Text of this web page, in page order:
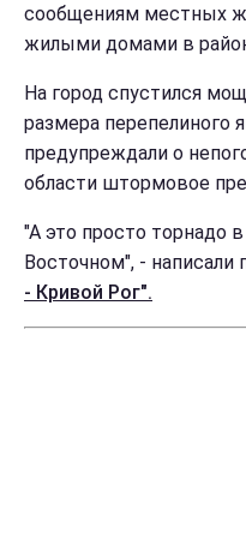
сообщениям местных
жилыми домами в
На город спустился
размера перепелиного
предупреждали о
области штормовое
"А это просто торнадо
Восточном", -
- Кривой Рог".